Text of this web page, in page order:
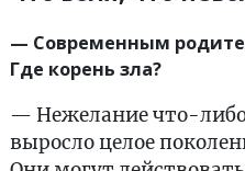
— Современным
Где корень зла?
— Нежелание что-либо
выросло целое